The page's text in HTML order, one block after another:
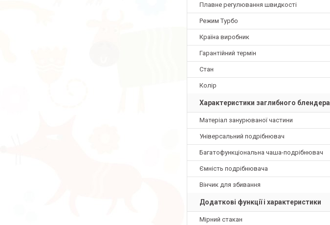
Плавне регулювання швидкості
Режим Турбо
Країна виробник
Гарантійний термін
Стан
Колір
Характеристики заглибного блендера
Матеріал занурюваної частини
Універсальний подрібнювач
Багатофункціональна чаша-подрібнювач
Ємність подрібнювача
Вінчик для збивання
Додаткові функції і характеристики
Мірний стакан